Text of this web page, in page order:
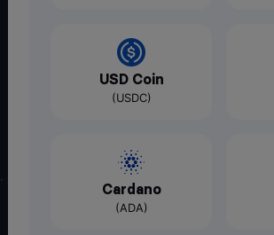
USD Coin
(USDC)
Cardano
(ADA)